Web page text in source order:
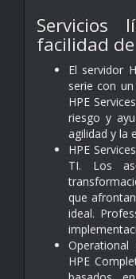
Servicios
facilidad
El servidor
serie con
HPE
riesgo y
agilidad y la
HPE
TI. Los
que
ideal.
Operational
HPE